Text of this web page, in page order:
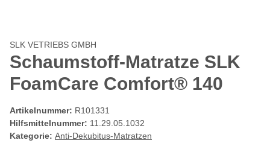
SLK VETRIEBS GMBH
Schaumstoff-Matratze SLK
FoamCare Comfort® 140
Artikelnummer: R101331
Hilfsmittelnummer: 11.29.05.1032
Kategorie: Anti-Dekubitus-Matratzen